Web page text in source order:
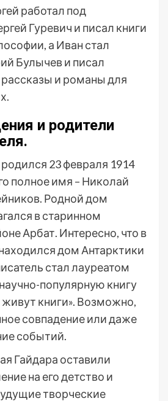
работал под
Гуревич и писал книги
а Иван стал
Булычев и писал
и романы для
и родители
23 февраля 1914
полное имя – Николай
Родной дом
в старинном
Арбат. Интересно, что в
дом Антарктики
стал лауреатом
популярную книгу
книги». Возможно,
совпадение или даже
событий.
Гайдара оставили
на его детство и
творческие